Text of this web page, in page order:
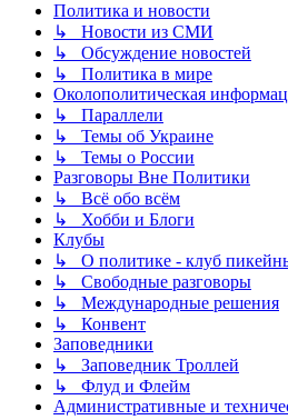
Политика и новости
↳ Новости из СМИ
↳ Обсуждение новостей
↳ Политика в мире
Околополитическая
↳ Параллели
↳ Темы об Украине
↳ Темы о России
Разговоры Вне Политики
↳ Всё обо всём
↳ Хобби и Блоги
Клубы
↳ О политике - клуб
↳ Свободные разговоры
↳ Международные решения
↳ Конвент
Заповедники
↳ Заповедник Троллей
↳ Флуд и Флейм
Административные и